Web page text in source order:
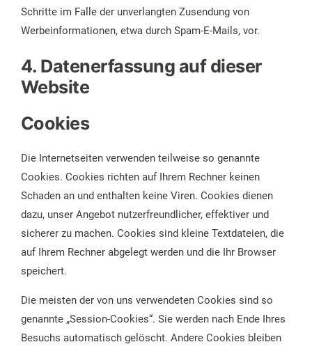
Schritte im Falle der unverlangten Zusendung von
Werbeinformationen, etwa durch Spam-E-Mails, vor.
4. Datenerfassung auf dieser
Website
Cookies
Die Internetseiten verwenden teilweise so genannte
Cookies. Cookies richten auf Ihrem Rechner keinen
Schaden an und enthalten keine Viren. Cookies dienen
dazu, unser Angebot nutzerfreundlicher, effektiver und
sicherer zu machen. Cookies sind kleine Textdateien, die
auf Ihrem Rechner abgelegt werden und die Ihr Browser
speichert.
Die meisten der von uns verwendeten Cookies sind so
genannte „Session-Cookies“. Sie werden nach Ende Ihres
Besuchs automatisch gelöscht. Andere Cookies bleiben